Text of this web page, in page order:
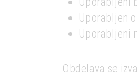
Uporabljen
Uporabljeni
Obdelava se